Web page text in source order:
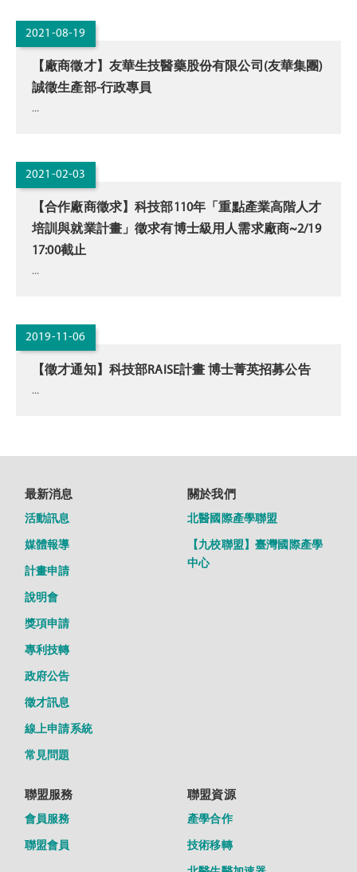
2021-08-19
【廠商徵才】友華生技醫藥股份有限公司(友華集團)
誠徵生產部-行政專員
...
2021-02-03
【合作廠商徵求】科技部110年「重點產業高階人才
培訓與就業計畫」徵求有博士級用人需求廠商~2/19
17:00截止
...
2019-11-06
【徵才通知】科技部RAISE計畫 博士菁英招募公告
...
最新消息
活動訊息
媒體報導
計畫申請
說明會
獎項申請
專利技轉
政府公告
徵才訊息
線上申請系統
常見問題
關於我們
北醫國際產學聯盟
【九校聯盟】臺灣國際產學
中心
聯盟服務
會員服務
聯盟會員
聯盟資源
產學合作
技術移轉